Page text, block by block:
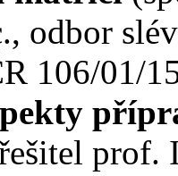
odbor
106/01/
prof.